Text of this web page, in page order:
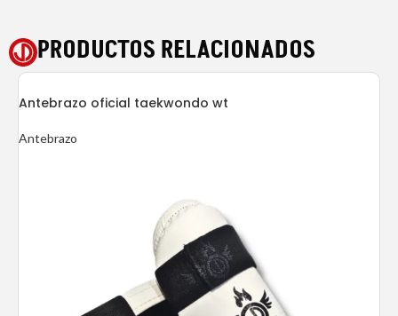
PRODUCTOS RELACIONADOS
Antebrazo oficial taekwondo wt
Antebrazo